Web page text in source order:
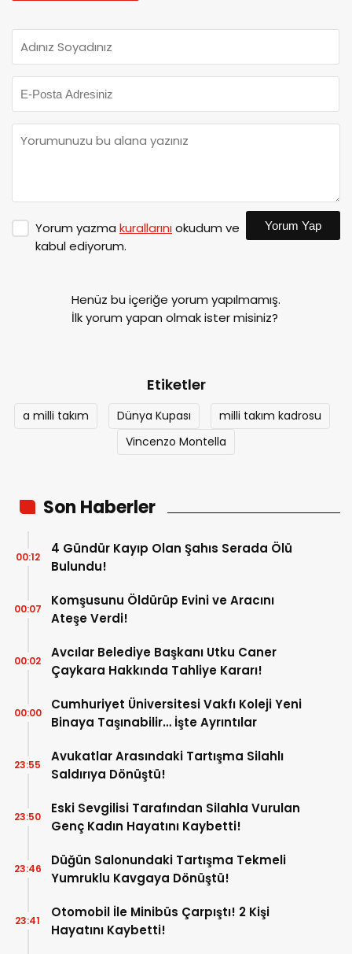
Yorum yazma kurallarınıokudum ve
kabul ediyorum.
Yorum Yap
Henüz bu içeriğe yorum yapılmamış.
İlk yorum yapan olmak ister misiniz?
Etiketler
a milli takım Dünya Kupası
milli takım kadrosu
Vincenzo Montella
Son Haberler
4 Gündür Kayıp Olan Şahıs Serada Ölü
Bulundu!
00:12
Komşusunu Öldürüp Evini ve Aracını
Ateşe Verdi!
00:07
Avcılar Belediye Başkanı Utku Caner
Çaykara Hakkında Tahliye Kararı!
00:02
Cumhuriyet Üniversitesi Vakfı Koleji Yeni
Binaya Taşınabilir… İşte Ayrıntılar
00:00
Avukatlar Arasındaki Tartışma Silahlı
Saldırıya Dönüştü!
23:55
Eski Sevgilisi Tarafından Silahla Vurulan
Genç Kadın Hayatını Kaybetti!
23:50
Düğün Salonundaki Tartışma Tekmeli
Yumruklu Kavgaya Dönüştü!
23:46
Otomobil İle Minibüs Çarpıştı! 2 Kişi
Hayatını Kaybetti!
23:41